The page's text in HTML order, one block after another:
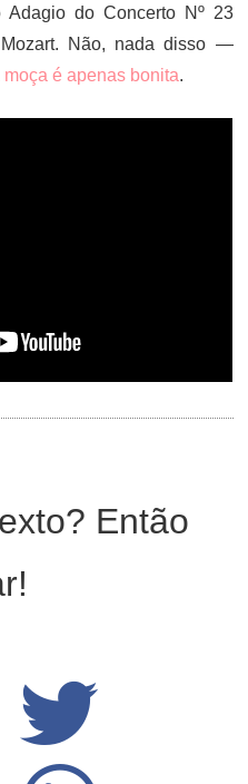
Adagio do Concerto Nº 23
Não, nada disso —
moça é apenas bonita.
Então